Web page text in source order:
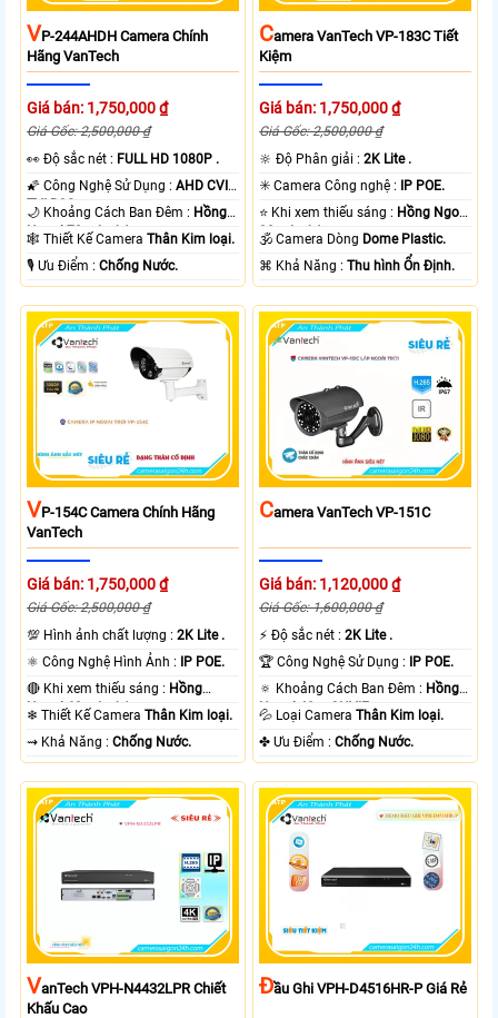
VP-244AHDH Camera Chính
Hãng VanTech
Giá bán: 1,750,000 ₫
Giá Gốc: 2,500,000 ₫
️👀 Độ sắc nét : FULL HD 1080P .
🌠 Công Nghệ Sử Dụng :AHD CVI
TVI BCS.
🌙 Khoảng Cách Ban Đêm : Hồng
Ngoại 70m Led Array.
🕸️ Thiết Kế CameraThân Kim loại.
️🎙 Ưu Điểm :Chống Nước.
CAmera VanTech VP-183C Tiết
Kiệm
Giá bán: 1,750,000 ₫
Giá Gốc: 2,500,000 ₫
🔆 Độ Phân giải :2K Lite .
✳️ Camera Công nghệ :
IP POE.
⭐ Khi xem thiếu sáng : Hồng Ngoại
30m Led Array.
🕉️ Camera Dòng Dome Plastic.
️⌘ Khả Năng :Thu hình Ổn Định.
VP-154C Camera Chính Hãng
VanTech
Giá bán: 1,750,000 ₫
Giá Gốc: 2,500,000 ₫
💯 Hình ảnh chất lượng :2K Lite .
⚛️ Công Nghệ Hình Ảnh :
IP POE.
🔴 Khi xem thiếu sáng : Hồng
Ngoại 60m Led Array.
❄ Thiết Kế CameraThân Kim loại.
️⇝ Khả Năng :Chống Nước.
CAmera VanTech VP-151C
Giá bán: 1,120,000 ₫
Giá Gốc: 1,600,000 ₫
️⚡ Độ sắc nét :2K Lite .
🏆 Công Nghệ Sử Dụng :
IP POE.
🔅 Khoảng Cách Ban Đêm : Hồng
Ngoại 40m ONVIF.
💦 Loại CameraThân Kim loại.
️✤ Ưu Điểm :Chống Nước.
VAnTech VPH-N4432LPR Chiết
Khấu Cao
ĐẦu Ghi VPH-D4516HR-P Giá Rẻ